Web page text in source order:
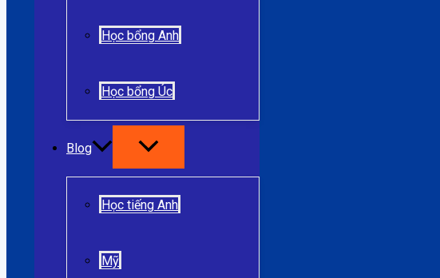
Học bổng Anh
Học bổng Úc
Blog
Học tiếng Anh
Mỹ